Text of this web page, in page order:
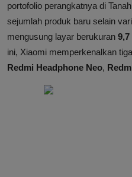
portofolio perangkatnya di
sejumlah produk baru selain
mengusung layar berukuran 9,7
ini, Xiaomi memperkenalkan
Redmi Headphone Neo,